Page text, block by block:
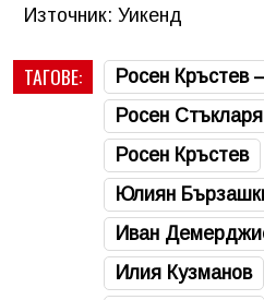
Източник: Уикенд
ТАГОВЕ:
Росен Кръстев
Росен Стъкларя
Росен Кръстев
Юлиян
Иван
Илия Кузманов